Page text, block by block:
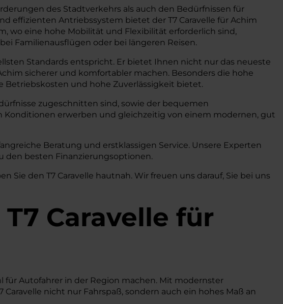
des Stadtverkehrs als auch den Bedürfnissen für
effizienten Antriebssystem bietet der T7 Caravelle für Achim
wo eine hohe Mobilität und Flexibilität erforderlich sind,
Familienausflügen oder bei längeren Reisen.
Standards entspricht. Er bietet Ihnen nicht nur das neueste
sicherer und komfortabler machen. Besonders die hohe
Betriebskosten und hohe Zuverlässigkeit bietet.
zugeschnitten sind, sowie der bequemen
Konditionen erwerben und gleichzeitig von einem modernen, gut
Beratung und erstklassigen Service. Unsere Experten
den besten Finanzierungsoptionen.
den T7 Caravelle hautnah. Wir freuen uns darauf, Sie bei uns
T7 Caravelle für
für Autofahrer in der Region machen. Mit modernster
nicht nur Fahrspaß, sondern auch ein hohes Maß an